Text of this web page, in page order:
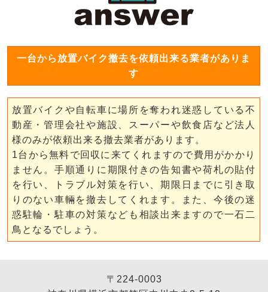
一台から放置バイク撤去を依頼出来る業者がありま
す
放置バイクや自転車に場所を奪われ迷惑している不
動産・管理会社や施設、スーパーや飲食店など法人
様のみが依頼出来る撤去業者があります。
1台から無料で回収に来てくれますので費用がかかり
ません。手順通りに期限付きの告知書や荷札の貼付
を行い、トラブル対策を行い、期限日までに引き取
りのない車輛を撤去してくれます。また、今後の迷
惑駐輪・駐車の対策なども相談出来ますので一石二
鳥となるでしょう。
〒224-0003